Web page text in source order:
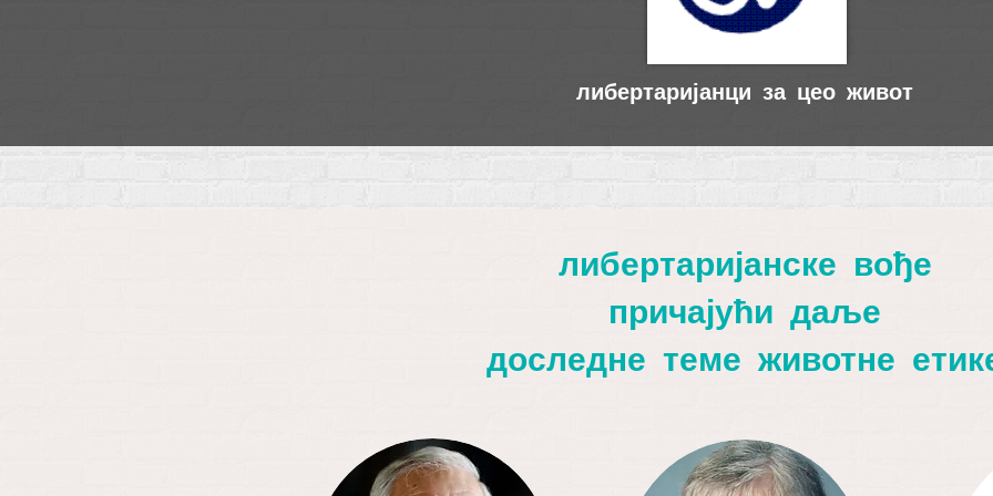
либертаријанци за цео живот
либертаријанске вође
причајући даље
доследне теме животне